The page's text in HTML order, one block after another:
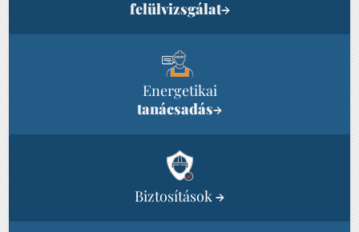
felülvizsgálat→
Energetikai
tanácsadás→
Biztosítások→